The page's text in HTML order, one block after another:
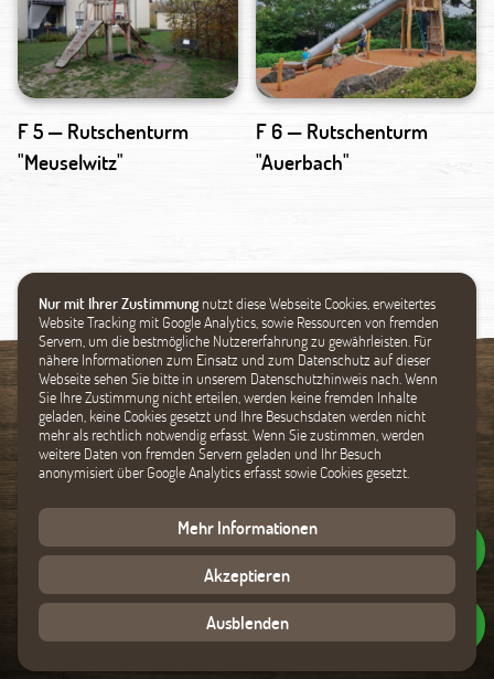
Nur mit Ihrer Zustimmung nutzt diese Webseite Cookies, erweitertes
Website Tracking mit Google Analytics, sowie Ressourcen von fremden
Servern, um die bestmögliche Nutzererfahrung zu gewährleisten. Für
nähere Informationen zum Einsatz und zum Datenschutz auf dieser
Webseite sehen Sie bitte in unserem Datenschutzhinweis nach. Wenn
Sie Ihre Zustimmung nicht erteilen, werden keine fremden Inhalte
geladen, keine Cookies gesetzt und Ihre Besuchsdaten werden nicht
mehr als rechtlich notwendig erfasst. Wenn Sie zustimmen, werden
weitere Daten von fremden Servern geladen und Ihr Besuch
anonymisiert über Google Analytics erfasst sowie Cookies gesetzt.
Mehr Informationen
Akzeptieren
Ausblenden
F 5 — Rutschenturm
"Meuselwitz"
F 6 — Rutschenturm
"Auerbach"
Spielgeräte
Holzbau
Zoologischer Bau
Unikate
Profil
Planer Zugang
Startseite
Favoriten
Suche
Impressum
Datenschutz
AGB
Kontakt